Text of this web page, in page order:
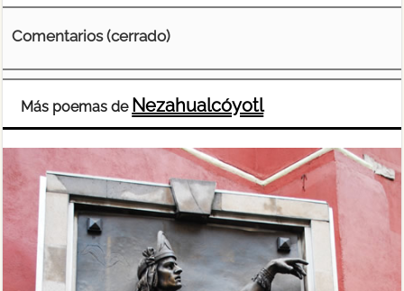
Comentarios (cerrado)
Más poemas de Nezahualcóyotl